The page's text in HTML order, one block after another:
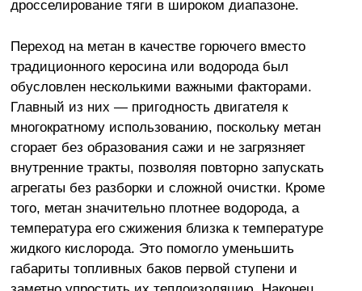
дросселирование тяги в широком диапазоне.
Переход на метан в качестве горючего вместо
традиционного керосина или водорода был
обусловлен несколькими важными факторами.
Главный из них — пригодность двигателя к
многократному использованию, поскольку метан
сгорает без образования сажи и не загрязняет
внутренние тракты, позволяя повторно запускать
агрегаты без разборки и сложной очистки. Кроме
того, метан значительно плотнее водорода, а
температура его сжижения близка к температуре
жидкого кислорода. Это помогло уменьшить
габариты топливных баков первой ступени и